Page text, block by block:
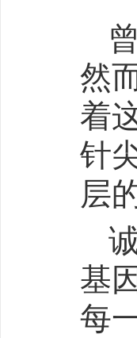
然
着
针
层
基
每